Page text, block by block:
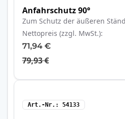
Anfahrschutz 90°
Zum Schutz der äußeren
Nettopreis (zzgl. MwSt.)
71,94 €
79,93 €
Art.-Nr. 54133